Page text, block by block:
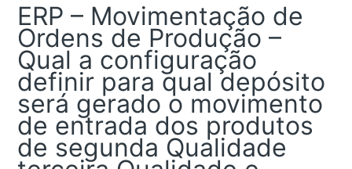
ERP – Movimentação de
Ordens de Produção –
Qual a configuração
definir para qual depósito
será gerado o movimento
de entrada dos produtos
de segunda Qualidade